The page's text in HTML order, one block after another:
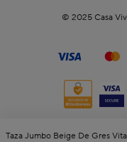
Taza Jumbo Beige De Gres
© 2025 Casa